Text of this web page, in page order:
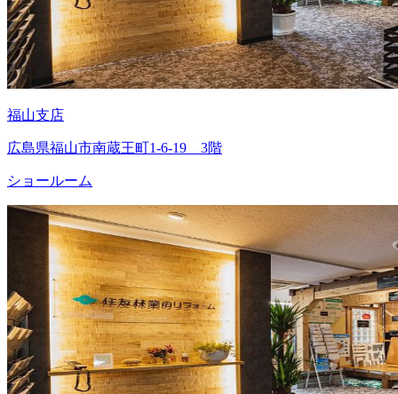
福山支店
広島県福山市南蔵王町1-6-19 3階
ショールーム